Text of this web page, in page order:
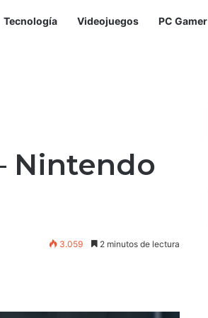
Tecnología Videojuegos PC Gamer
Nintendo
3.059 2 minutos de lectura